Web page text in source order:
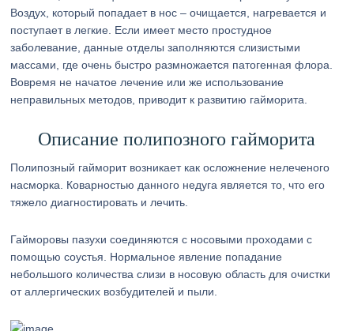
Воздух, который попадает в нос – очищается, нагревается и
поступает в легкие. Если имеет место простудное
заболевание, данные отделы заполняются слизистыми
массами, где очень быстро размножается патогенная флора.
Вовремя не начатое лечение или же использование
неправильных методов, приводит к развитию гайморита.
Описание полипозного гайморита
Полипозный гайморит возникает как осложнение нелеченого
насморка. Коварностью данного недуга является то, что его
тяжело диагностировать и лечить.
Гайморовы пазухи соединяются с носовыми проходами с
помощью соустья. Нормальное явление попадание
небольшого количества слизи в носовую область для очистки
от аллергических возбудителей и пыли.